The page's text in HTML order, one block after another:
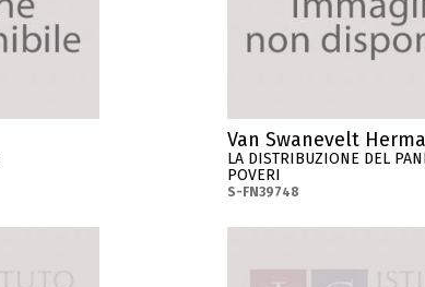
Van Swanevelt
LA DISTRIBUZIONE DEL
POVERI
S-FN39748